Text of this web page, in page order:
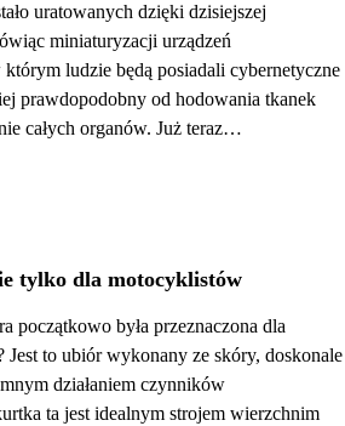
uratowanych dzięki dzisiejszej
miniaturyzacji urządzeń
ludzie będą posiadali cybernetyczne
prawdopodobny od hodowania tkanek
całych organów. Już teraz…
tylko dla motocyklistów
początkowo była przeznaczona dla
to ubiór wykonany ze skóry, doskonale
działaniem czynników
ta jest idealnym strojem wierzchnim